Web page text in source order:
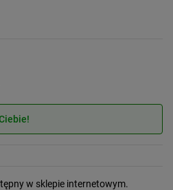
w sklepie internetowym.